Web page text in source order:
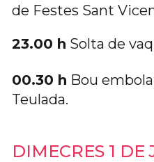
de Festes Sant
23.00 h Solta de
00.30 h Bou
Teulada.
DIMECRES 1 DE